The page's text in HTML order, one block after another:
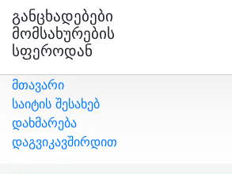
Განცხადებები
Მომსახურების
Სფეროდან
მთავარი
საიტის შესახებ
დახმარება
დაგვიკავშირდით